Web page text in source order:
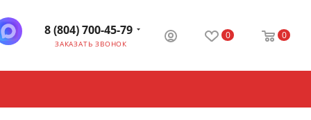
8 (804) 700-45-79
ЗАКАЗАТЬ ЗВОНОК
0 0